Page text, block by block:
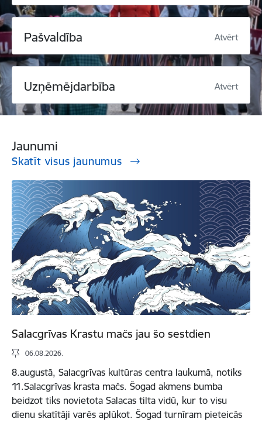
Pašvaldība Atvērt
Uzņēmējdarbība Atvērt
Jaunumi
Skatīt visus jaunumus
Salacgrīvas Krastu mačs jau šo sestdien
06.08.2026.
8.augustā, Salacgrīvas kultūras centra laukumā, notiks
11.Salacgrīvas krasta mačs. Šogad akmens bumba
beidzot tiks novietota Salacas tilta vidū, kur to visu
dienu skatītāji varēs aplūkot. Šogad turnīram pieteicās